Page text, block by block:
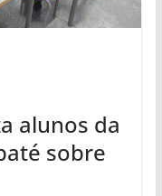
alunos da
sobre